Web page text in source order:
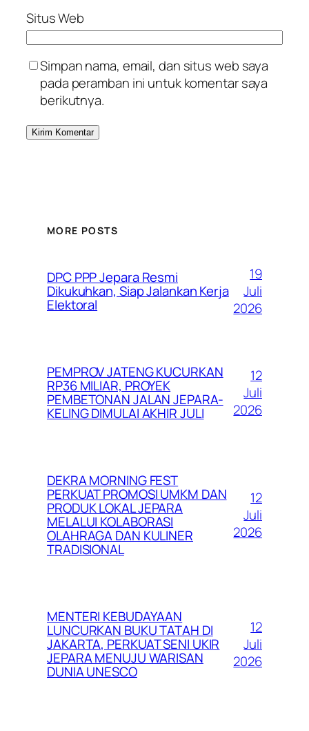
Situs Web
Simpan nama, email, dan situs web saya
pada peramban ini untuk komentar saya
berikutnya.
MORE POSTS
DPC PPP Jepara Resmi
Dikukuhkan, Siap Jalankan Kerja
Elektoral
19
Juli
2026
PEMPROV JATENG KUCURKAN
RP36 MILIAR, PROYEK
PEMBETONAN JALAN JEPARA-
KELING DIMULAI AKHIR JULI
12
Juli
2026
DEKRA MORNING FEST
PERKUAT PROMOSI UMKM DAN
PRODUK LOKAL JEPARA
MELALUI KOLABORASI
OLAHRAGA DAN KULINER
TRADISIONAL
12
Juli
2026
MENTERI KEBUDAYAAN
LUNCURKAN BUKU TATAH DI
JAKARTA, PERKUAT SENI UKIR
JEPARA MENUJU WARISAN
DUNIA UNESCO
12
Juli
2026